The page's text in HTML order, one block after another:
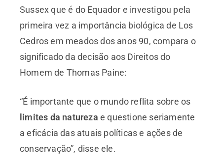
Sussex que é do Equador e investigou pela
primeira vez a importância biológica de Los
Cedros em meados dos anos 90, compara o
significado da decisão aos Direitos do
Homem de Thomas Paine:
“É importante que o mundo reflita sobre os
limites da natureza e questione seriamente
a eficácia das atuais políticas e ações de
conservação”, disse ele.